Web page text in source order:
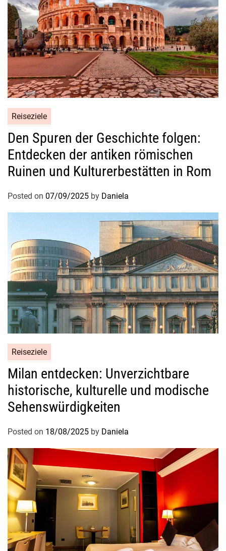
t
s
e
r
l
e
b
n
s
Reiseziele
Den Spuren der Geschichte folgen:
Entdecken der antiken römischen
Ruinen und Kulturerbestätten in Rom
Posted on 07/09/2025 by Daniela
Reiseziele
Milan entdecken: Unverzichtbare
historische, kulturelle und modische
Sehenswürdigkeiten
Posted on 18/08/2025 by Daniela